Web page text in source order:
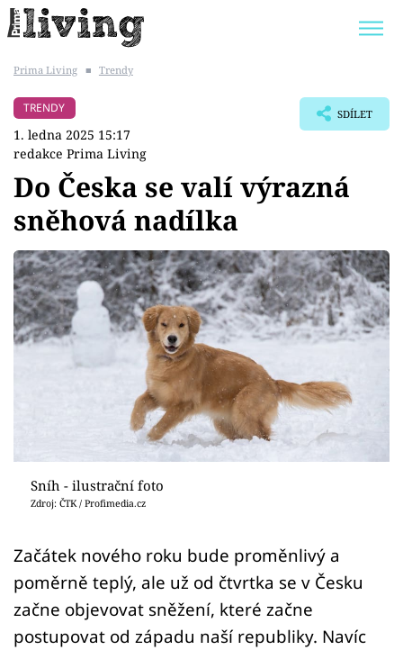
BYDLENÍ SLAVNÝCH
Témata
Bydlení
Zahrada
Design
Sledujte prima+
Přihlášení
Prima Living ■ Trendy
TRENDY
1. ledna 2025 15:17
redakce Prima Living
SDÍLET
Do Česka se valí výrazná
sněhová nadílka
Sníh - ilustrační foto
Zdroj: ČTK / Profimedia.cz
Začátek nového roku bude proměnlivý a
poměrně teplý, ale už od čtvrtka se v Česku
začne objevovat sněžení, které začne
postupovat od západu naší republiky. Navíc